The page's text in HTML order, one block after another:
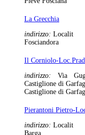
La Grecchia
indirizzo: Localit
Fosciandora
Il Corniolo-
indirizzo:Via
Castiglione di
Castiglione di
Pierantoni Pietro-
indirizzo: Localit
Barga